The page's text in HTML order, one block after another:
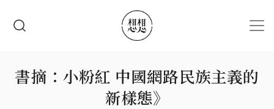
書摘：小粉紅 中國網路民族主義的
新樣態》